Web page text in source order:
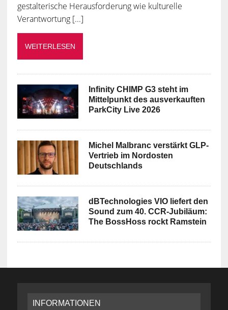
gestalterische Herausforderung wie kulturelle
Verantwortung [...]
WEITERLESEN
Infinity CHIMP G3 steht im
Mittelpunkt des ausverkauften
ParkCity Live 2026
Michel Malbranc verstärkt GLP-
Vertrieb im Nordosten
Deutschlands
dBTechnologies VIO liefert den
Sound zum 40. CCR-Jubiläum:
The BossHoss rockt Ramstein
INFORMATIONEN